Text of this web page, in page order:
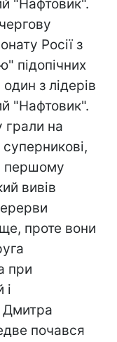
"Нафтовик".
Росії з
підопічних
з лідерів
"Нафтовик".
грали на
першому
вивів
проте вони
при
і
Дмитра
почався